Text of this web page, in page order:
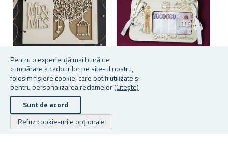
Pentru o experiență mai bună de
cumpărare a cadourilor pe site-ul nostru,
folosim fișiere cookie, care pot fi utilizate și
pentru personalizarea reclamelor(Citește)
Sunt de acord
Refuz cookie-urile opționale
CARTE DE OASPEȚI DIN
LEMN PENTRU NUNTĂ
CADOU DE NUNTĂ - CUTIE
DIN LEMN PENTRU BANI